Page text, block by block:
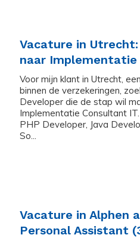
Vacature in Utrecht:
naar
Voor mijn klant in Utrecht,
binnen de verzekeringen,
Developer die de stap wil
Implementatie Consultant
PHP Developer, Java
So...
Vacature in Alphen
Personal Assistant